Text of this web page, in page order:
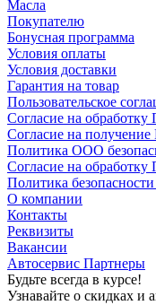
Масла
Покупателю
Бонусная программа
Условия оплаты
Условия доставки
Гарантия на товар
Пользовательское
Согласие на
Согласие на
Политика ООО
Согласие на
Политика
О компании
Контакты
Реквизиты
Вакансии
Автосервис Партнеры
Будьте всегда в курсе!
Узнавайте о скидках и